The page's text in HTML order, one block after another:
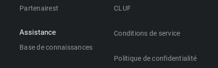
Partenairest
Assistance
Base de connaissances
CLUF
Conditions de service
Politique de confidentialité